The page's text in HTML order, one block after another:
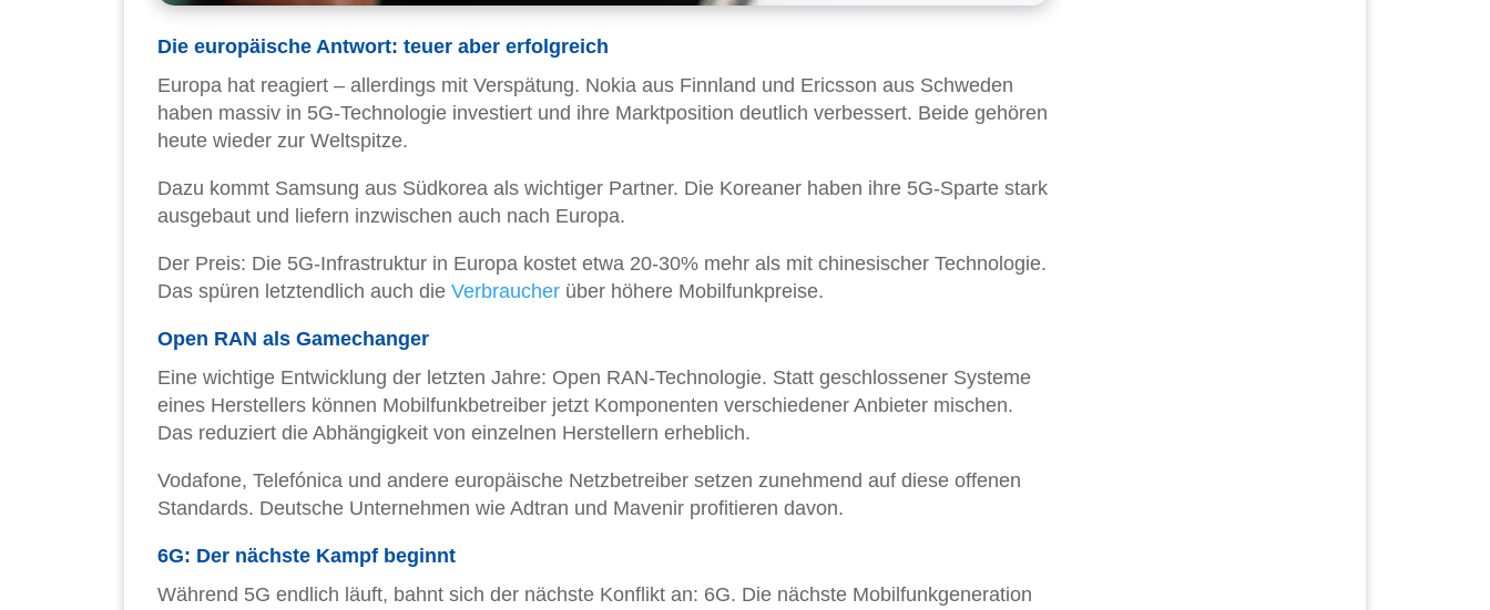
Die europäische Antwort: teuer aber erfolgreich
Europa hat reagiert – allerdings mit Verspätung. Nokia aus Finnland und Ericsson aus Schweden
haben massiv in 5G-Technologie investiert und ihre Marktposition deutlich verbessert. Beide gehören
heute wieder zur Weltspitze.
Dazu kommt Samsung aus Südkorea als wichtiger Partner. Die Koreaner haben ihre 5G-Sparte stark
ausgebaut und liefern inzwischen auch nach Europa.
Der Preis: Die 5G-Infrastruktur in Europa kostet etwa 20-30% mehr als mit chinesischer Technologie.
Das spüren letztendlich auch die Verbraucher über höhere Mobilfunkpreise.
Open RAN als Gamechanger
Eine wichtige Entwicklung der letzten Jahre: Open RAN-Technologie. Statt geschlossener Systeme
eines Herstellers können Mobilfunkbetreiber jetzt Komponenten verschiedener Anbieter mischen.
Das reduziert die Abhängigkeit von einzelnen Herstellern erheblich.
Vodafone, Telefónica und andere europäische Netzbetreiber setzen zunehmend auf diese offenen
Standards. Deutsche Unternehmen wie Adtran und Mavenir profitieren davon.
6G: Der nächste Kampf beginnt
Während 5G endlich läuft, bahnt sich der nächste Konflikt an: 6G. Die nächste Mobilfunkgeneration